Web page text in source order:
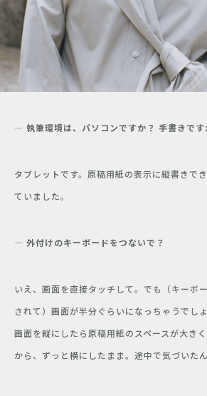
― 執筆環境は、パソコンですか？ 手書きです
タブレットです。原稿用紙の表示に縦書きで
ていました。
― 外付けのキーボードをつないで？
いえ、画面を直接タッチして。でも（キーボ
されて）画面が半分ぐらいになっちゃうでし
画面を縦にしたら原稿用紙のスペースが大き
から、ずっと横にしたまま。途中で気づいたん